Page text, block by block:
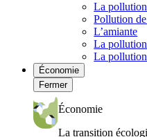
La
Pollution
L’amiante
La pollution
La pollution
Économie
Fermer
Économie
La transition